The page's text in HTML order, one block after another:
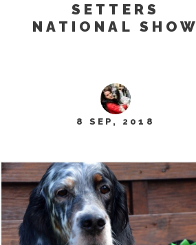
SETTERS
NATIONAL SHOW
8 SEP, 2018